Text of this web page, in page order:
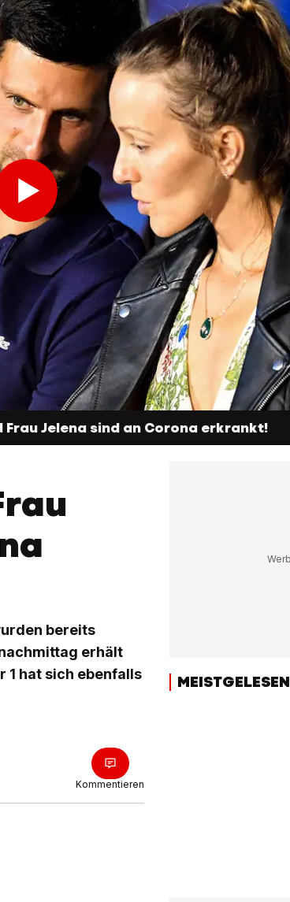
Jelena sind an Corona erkrankt!
bereits
erhält
1 hat sich ebenfalls
Kommentieren
MEISTGELESEN